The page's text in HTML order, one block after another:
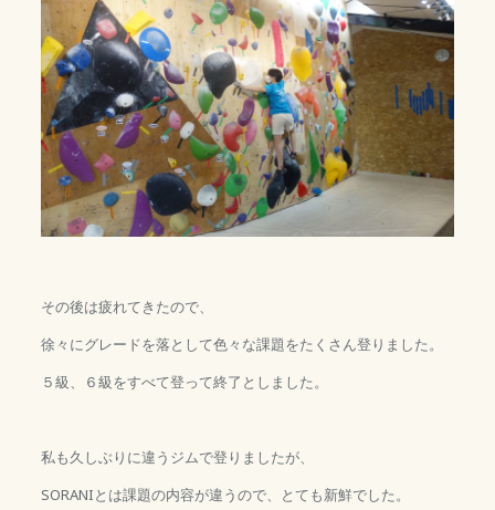
その後は疲れてきたので、
徐々にグレードを落として色々な課題をたくさん登りました。
５級、６級をすべて登って終了としました。
私も久しぶりに違うジムで登りましたが、
SORANIとは課題の内容が違うので、とても新鮮でした。